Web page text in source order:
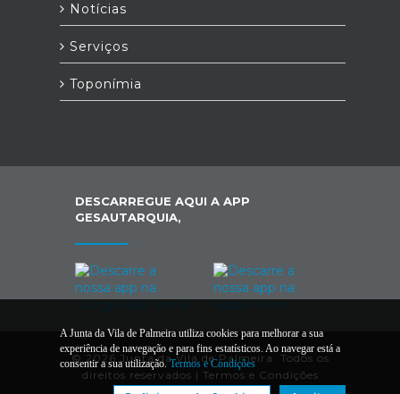
Notícias
Serviços
Toponímia
DESCARREGUE AQUI A APP
GESAUTARQUIA,
© 2026 Junta da Vila de Palmeira. Todos os
direitos reservados | Termos e Condições
A Junta da Vila de Palmeira utiliza cookies para melhorar a sua
experiência de navegação e para fins estatísticos. Ao navegar está a
consentir a sua utilização.Termos e Condições